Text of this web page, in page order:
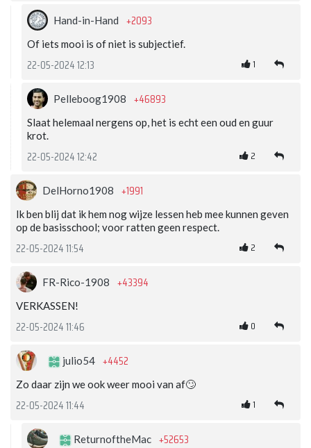
Hand-in-Hand +2093
Of iets mooi is of niet is subjectief.
22-05-2024 12:13 1
Pelleboog1908 +46893
Slaat helemaal nergens op, het is echt een oud en guur
krot.
22-05-2024 12:42 2
DelHorno1908 +1991
Ik ben blij dat ik hem nog wijze lessen heb mee kunnen geven
op de basisschool; voor ratten geen respect.
22-05-2024 11:54 2
FR-Rico-1908 +43394
VERKASSEN!
22-05-2024 11:46 0
julio54 +4452
Zo daar zijn we ook weer mooi van af🙄
22-05-2024 11:44 1
ReturnoftheMac +52653